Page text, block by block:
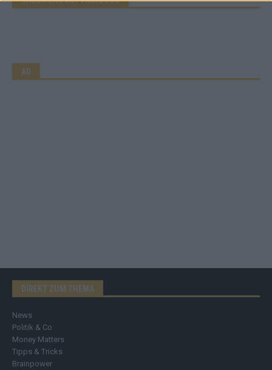
AD
DIREKT ZUM THEMA
News
Politik & Co
Money Matters
Tipps & Tricks
Brainpower